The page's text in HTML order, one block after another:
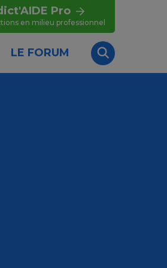
Pro
en milieu professionnel
LE FORUM
Recherche